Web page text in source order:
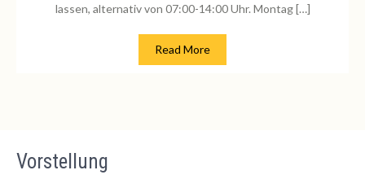
lassen, alternativ von 07:00-14:00 Uhr. Montag […]
Read More
Vorstellung